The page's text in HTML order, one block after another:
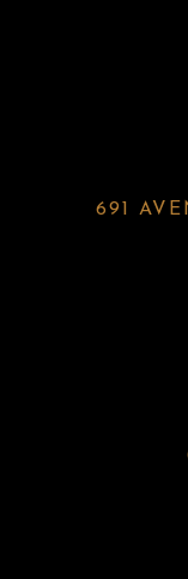
691 AVENUE D ESPAGNE 64210